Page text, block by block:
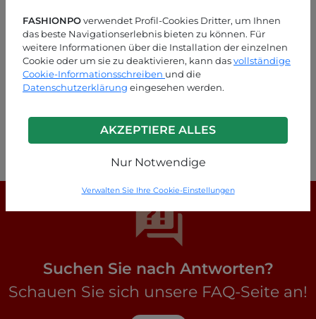
FASHIONPOverwendet Profil-Cookies Dritter, um Ihnen
das beste Navigationserlebnis bieten zu können. Für
weitere Informationen über die Installation der einzelnen
Cookie oder um sie zu deaktivieren, kann dasvollständige
Cookie-Informationsschreiben und die
Datenschutzerklärung eingesehen werden.
AKZEPTIERE ALLES
Nur Notwendige
Verwalten Sie Ihre Cookie-Einstellungen
Farbvarianten
P19260005124C1
Suchen Sie nach Antworten?
Schauen Sie sich unsere FAQ-Seite an!